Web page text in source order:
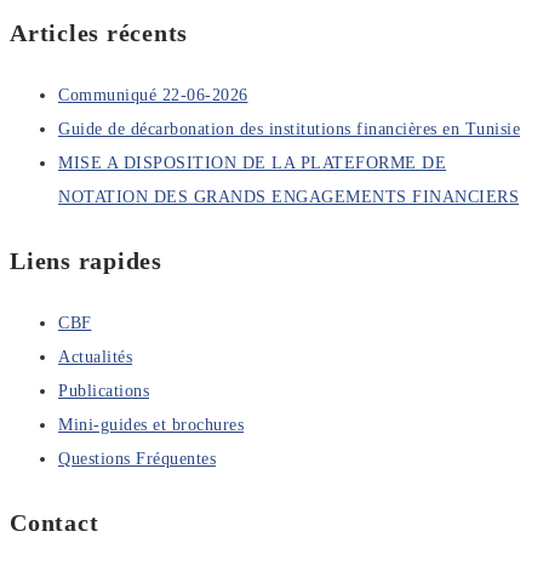
Articles récents
Communiqué 22-06-2026
Guide de décarbonation des institutions financières en Tunisie
MISE A DISPOSITION DE LA PLATEFORME DE
NOTATION DES GRANDS ENGAGEMENTS FINANCIERS
Liens rapides
CBF
Actualités
Publications
Mini-guides et brochures
Questions Fréquentes
Contact